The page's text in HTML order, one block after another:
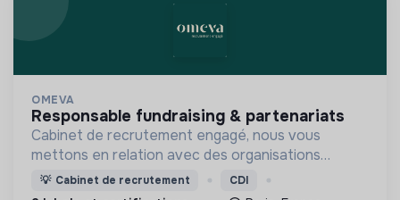
OMEVA
responsable fundraising & partenariats
Cabinet de recrutement engagé, nous vous
mettons en relation avec des organisations
soucieuses de leurs impacts, afin d'œuvrer
ensemble pour un futur souhaitable.
💡 Cabinet de recrutement CDI